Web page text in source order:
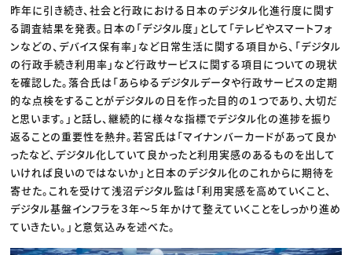
昨年に引き続き、社会と行政における日本のデジタル化進行度に関す
る調査結果を発表。日本の「デジタル度」として「テレビやスマートフォ
ンなどの、デバイス保有率」など日常生活に関する項目から、「デジタル
の行政手続き利用率」など行政サービスに関する項目についての現状
を確認した。落合氏は「あらゆるデジタルデータや行政サービスの定期
的な点検をすることがデジタルの日を作った目的の１つであり、大切だ
と思います。」と話し、継続的に様々な指標でデジタル化の進捗を振り
返ることの重要性を熱弁。若宮氏は「マイナンバーカードがあって良か
ったなど、デジタル化していて良かったと利用実感のあるものを出して
いければ良いのではないか」と日本のデジタル化のこれからに期待を
寄せた。これを受けて浅沼デジタル監は「利用実感を高めていくこと、
デジタル基盤インフラを３年〜５年かけて整えていくことをしっかり進め
ていきたい。」と意気込みを述べた。